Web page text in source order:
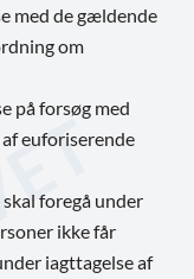
med de gældende
om
på forsøg med
euforiserende
foregå under
ikke får
iagttagelse af